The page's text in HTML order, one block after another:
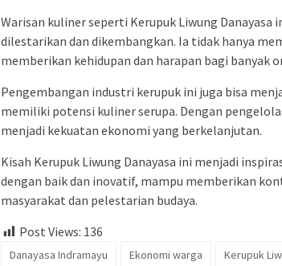
Warisan kuliner seperti Kerupuk Liwung
dilestarikan dan dikembangkan. Ia tidak hanya
memberikan kehidupan dan harapan bagi banyak
Pengembangan industri kerupuk ini juga bisa
memiliki potensi kuliner serupa. Dengan
menjadi kekuatan ekonomi yang berkelanjutan.
Kisah Kerupuk Liwung Danayasa ini menjadi
dengan baik dan inovatif, mampu memberikan
masyarakat dan pelestarian budaya.
Post Views: 136
Danayasa Indramayu Ekonomi warga Kerupuk